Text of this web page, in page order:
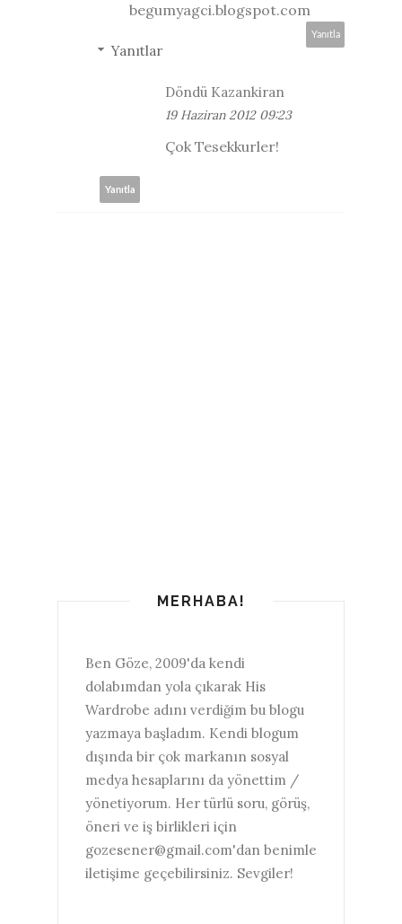
begumyagci.blogspot.com
Yanıtla
Yanıtlar
Döndü Kazankiran
19 Haziran 2012 09:23
Çok Tesekkurler!
Yanıtla
MERHABA!
Ben Göze, 2009'da kendi
dolabımdan yola çıkarak His
Wardrobe adını verdiğim bu blogu
yazmaya başladım. Kendi blogum
dışında bir çok markanın sosyal
medya hesaplarını da yönettim /
yönetiyorum. Her türlü soru, görüş,
öneri ve iş birlikleri için
gozesener@gmail.com'dan benimle
iletişime geçebilirsiniz. Sevgiler!